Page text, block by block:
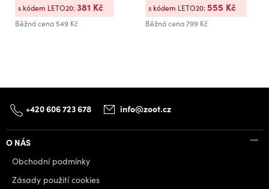
Běžná cena549 Kč
s kódem LETO20:381 Kč
Běžná cena799 Kč
s kódem LETO20:555 Kč
+420 606 723 678 info@zoot.cz
O NÁS
Obchodní podmínky
Zásady použití cookies